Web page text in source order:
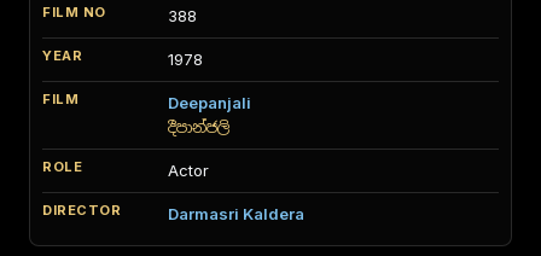
388
1978
Deepanjali
දීපාන්ජලි
Actor
Darmasri Kaldera